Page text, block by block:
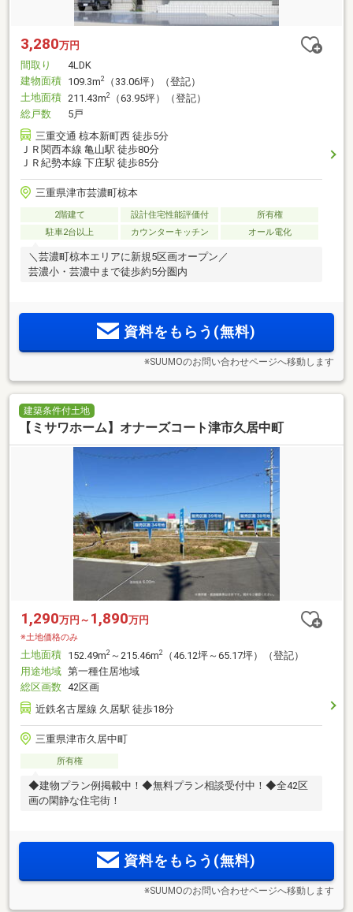
3,280万円
間取り
4LDK
建物面積 109.3m2
（33.06坪）（登記）
土地面積 211.43m2
（63.95坪）（登記）
総戸数
5戸
三重交通 椋本新町西 徒歩5分
ＪＲ関西本線 亀山駅 徒歩80分
ＪＲ紀勢本線 下庄駅 徒歩85分
三重県津市芸濃町椋本
2階建て 設計住宅性能評価付
所有権
駐車2台以上
カウンターキッチン オール電化
＼芸濃町椋本エリアに新規5区画オープン／
芸濃小・芸濃中まで徒歩約5分圏内
資料をもらう(無料)
※SUUMOのお問い合わせページへ移動します
建築条件付土地
【ミサワホーム】オナーズコート津市久居中町
1,290万円～ 1,890万円
※土地価格のみ
土地面積 152.49m2 ～215.46m2
（46.12坪～65.17坪）（登記）
用途地域 第一種住居地域
総区画数 42区画
近鉄名古屋線 久居駅 徒歩18分
三重県津市久居中町
所有権
◆建物プラン例掲載中！◆無料プラン相談受付中！◆全42区
画の閑静な住宅街！
資料をもらう(無料)
※SUUMOのお問い合わせページへ移動します